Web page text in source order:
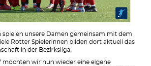
spielen unsere Damen gemeinsam mit dem
Rotter Spielerinnen bilden dort aktuell das
in der Bezirksliga.
möchten wir nun wieder eine eigene